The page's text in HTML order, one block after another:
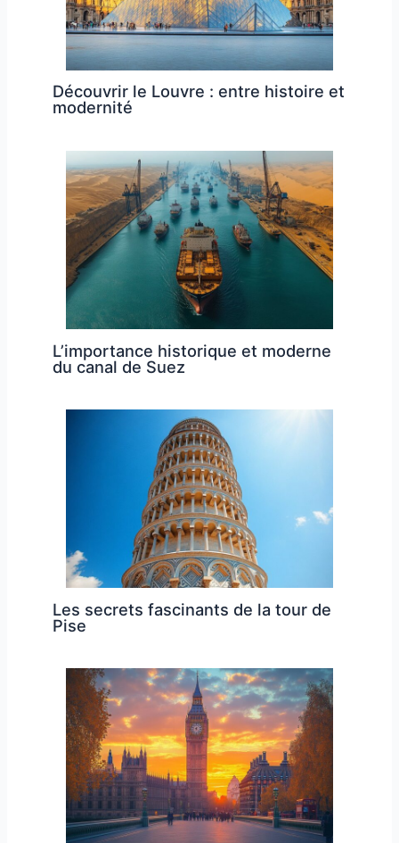
Découvrir le Louvre : entre histoire et
modernité
L’importance historique et moderne
du canal de Suez
Les secrets fascinants de la tour de
Pise